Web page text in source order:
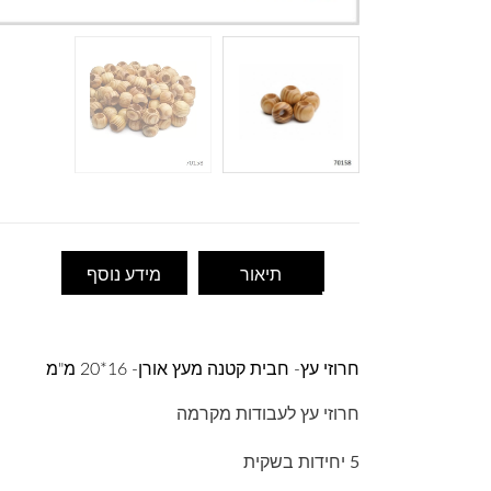
תיאור מידע נוסף
חרוזי עץ- חבית קטנה מעץ אורן- 16*20 מ"מ
חרוזי עץ לעבודות מקרמה
5 יחידות בשקית